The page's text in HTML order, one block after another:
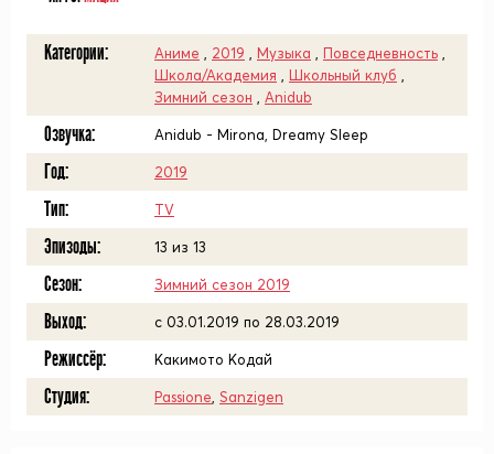
Категории: Аниме 2019 Музыка Повседневность
Школа/Академия
Школьный клуб
Зимний сезон
Anidub
Озвучка: Anidub - Mirona, Dreamy Sleep
Год: 2019
Тип: TV
Эпизоды: 13 из 13
Сезон: Зимний сезон 2019
Выход: c 03.01.2019 по 28.03.2019
Режиссёр: Какимото Кодай
Студия: Passione Sanzigen